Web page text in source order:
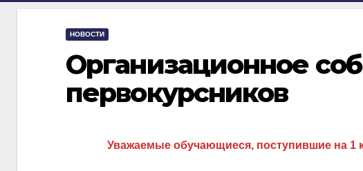
НОВОСТИ
Организационное
первокурсников
Уважаемые обучающиеся, поступившие на 1